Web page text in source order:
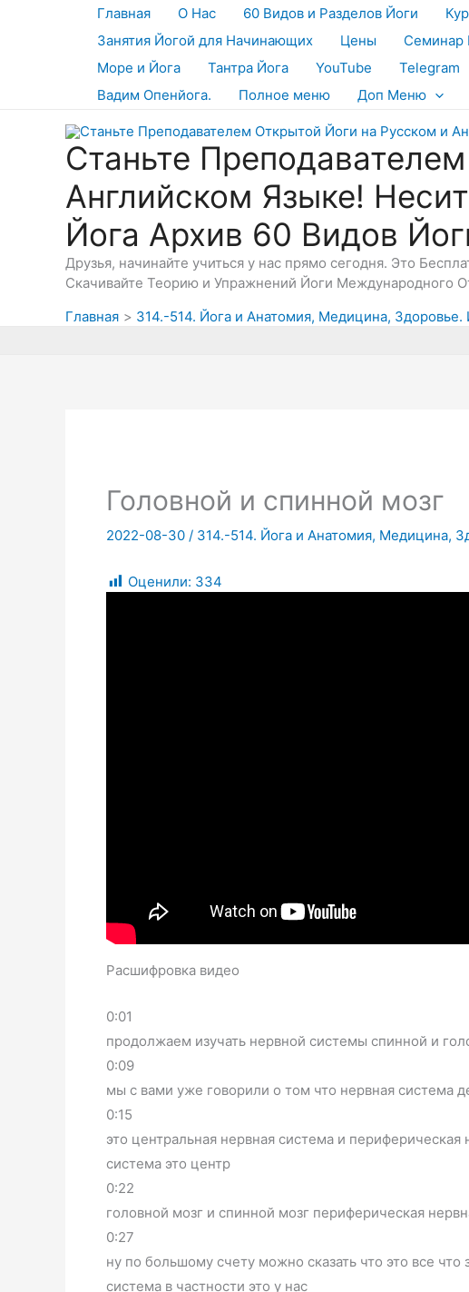
Главная О Нас 60 Видов и Разделов Йоги
Занятия Йогой для Начинающих
Цены Семинар
Море и Йога
Тантра Йога YouTube Telegram
Вадим Опенйога.
Полное меню Доп Меню
Станьте
Английском Языке!
Йога Архив 60 Видов
Друзья, начинайте учиться у нас прямо сегодня. Это
Скачивайте Теорию и Упражнений Йоги Международного
Главная
314.-514. Йога и Анатомия, Медицина,
Головной и спинной мозг
2022-08-30 / 314.-514. Йога и Анатомия, Медицина,
Оценили: 334
Расшифровка видео
0:01
продолжаем изучать нервной системы спинной и
0:09
мы с вами уже говорили о том что нервная система
0:15
это центральная нервная система и
система это центр
0:22
головной мозг и спинной мозг периферическая
0:27
ну по большому счету можно сказать что это все
система в частности это у нас